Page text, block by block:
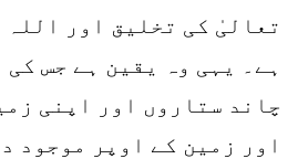
تعالیٰ کی تخلیق اور اللہ
ہے۔ یہی وہ یقین ہے جس
چاند ستاروں اور اپنی
اور زمین کے اوپر موجود